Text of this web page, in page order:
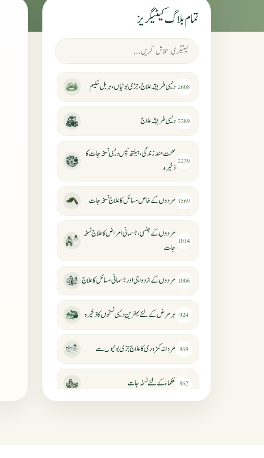
تمام بلاگ کیٹیگریز
2608 دیسی طریقہ علاج، جڑی بوٹیاں، ہربل حکیم
2289 دیسی طریقہ علاج
2239
صحت مند زندگی، ہیلتھ ٹپس دیسی نسخہ جات کا
ذخیرہ
1569 مردوں کے خاص مسائل کا علاج نسخہ جات
1014
مردوں کے جنسی، جسمانی امراض کا علاج نسخہ
جات
1006 مردوں کے ازدواجی اور جسمانی مسائل کا علاج
924 ہر مرض کے لئے بہترین دیسی نسخوں کا ذخیرہ
869 مردانہ کمزوری کا علاج جڑی بوٹیوں سے
862 حکماء کےلئے نسخہ جات